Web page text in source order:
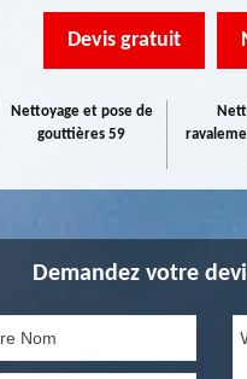
Devis gratuit
Nettoyage et pose de
gouttières 59
Demandez votre